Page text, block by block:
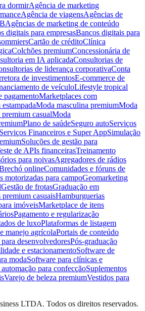
dormirAgência de marketing
Agência de viagensAgências de
Agências de marketing de conteúdo
digitais para empresasBancos digitais para
Cartão de créditoClínica
Colchões premiumConcessionária de
em IA aplicadaConsultorias de
de liderança corporativaConta
de investimentosE-commerce de
de veículoLifestyle tropical
pagamentoMarketplaces com
Moda masculina premiumModa
casualModa
Plano de saúdeSeguro autoServiços
Serviços Financeiros e Super AppSimulação
Soluções de gestão para
de APIs financeirasTreinamento
para noivasAgregadores de rádios
onlineComunidades e fóruns de
motorizadas para campoGeomarketing
Gestão de frotasGraduação em
casuaisHamburguerias
imóveisMarketplace de itens
Pagamento e regularização
de luxoPlataformas de listagem
manejo agrícolaPortais de conteúdo
desenvolvedoresPós-graduação
e estacionamentoSoftware de
modaSoftware para clínicas e
para confecçãoSuplementos
Varejo de beleza premiumVestidos para
LTDA. Todos os direitos reservados.